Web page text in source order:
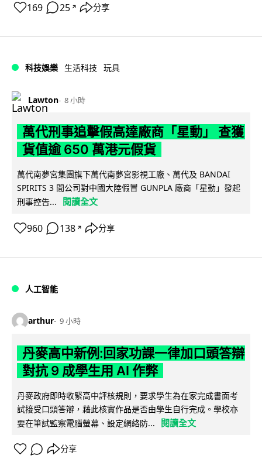
169 25 ↗ 分享
科技娛樂 生活科技 玩具
Lawton 8 小時
萬代刑事追擊假高達廠商「星動」 查獲
貨值逾 650 萬港元假貨
萬代南夢宮集團旗下萬代南夢宮影視工廠、萬代及 BANDAI
SPIRITS 3 間公司對中國大陸假冒 GUNPLA 廠商「星動」發起
刑事控告...
閱讀全文
960 138 ↗ 分享
人工智能
arthur 9 小時
丹麥高中新例:回家功課一律加口頭答辯
對抗 9 成學生用 AI 作弊
丹麥政府即時收緊高中評核規則，要求學生為在家完成書面考
試接受口頭答辯，藉此核實作品是否由學生自行完成。學校亦
要在筆試監察電腦螢幕、設定網絡防...
閱讀全文
分享